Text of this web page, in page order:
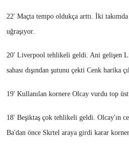
22' Maçta tempo oldukça arttı. İki
uğraşıyor.
20' Liverpool tehlikeli geldi. Ani gelişen
sahası dışından şutunu çekti Cenk harika
19' Kullanılan kornere Olcay vurdu top
18' Beşiktaş çok tehlikeli geldi. Olcay'ın
Ba'dan önce Skrtel araya girdi karar